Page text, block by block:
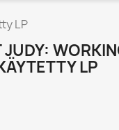
LP
LP